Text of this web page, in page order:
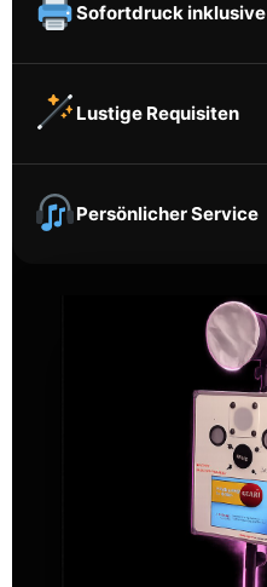
Sofortdruck inklusive
Lustige Requisiten
Persönlicher Service